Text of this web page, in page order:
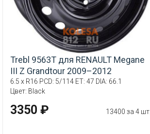
Trebl 9563T для RENAULT Megane
III Z Grandtour 2009–2012
6.5 x R16 PCD: 5/114 ET: 47 DIA: 66.1
Цвет: Black
3350 ₽ 13400 за 4 шт.